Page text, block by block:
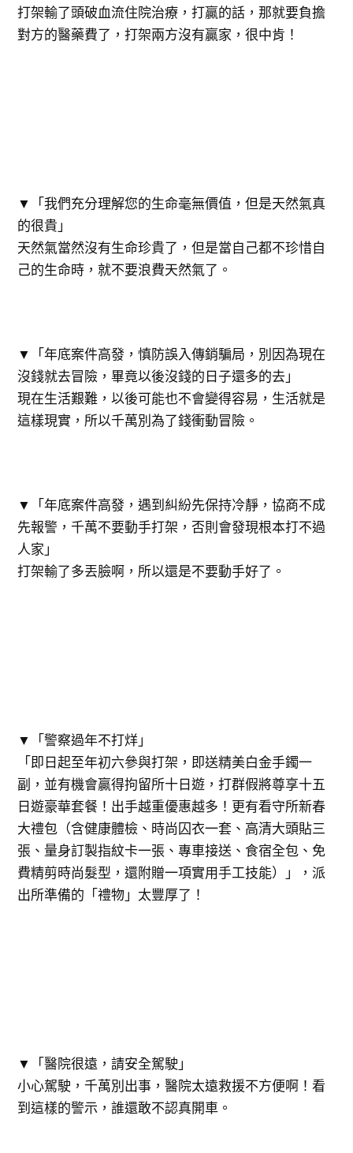
打架輸了頭破血流住院治療，打贏的話，那就要負擔
對方的醫藥費了，打架兩方沒有贏家，很中肯！
▼「我們充分理解您的生命毫無價值，但是天然氣真
的很貴」
天然氣當然沒有生命珍貴了，但是當自己都不珍惜自
己的生命時，就不要浪費天然氣了。
▼「年底案件高發，慎防誤入傳銷騙局，別因為現在
沒錢就去冒險，畢竟以後沒錢的日子還多的去」
現在生活艱難，以後可能也不會變得容易，生活就是
這樣現實，所以千萬別為了錢衝動冒險。
▼「年底案件高發，遇到糾紛先保持冷靜，協商不成
先報警，千萬不要動手打架，否則會發現根本打不過
人家」
打架輸了多丟臉啊，所以還是不要動手好了。
▼「警察過年不打烊」
「即日起至年初六參與打架，即送精美白金手鐲一
副，並有機會贏得拘留所十日遊，打群假將尊享十五
日遊豪華套餐！出手越重優惠越多！更有看守所新春
大禮包（含健康體檢、時尚囚衣一套、高清大頭貼三
張、量身訂製指紋卡一張、專車接送、食宿全包、免
費精剪時尚髮型，還附贈一項實用手工技能）」，派
出所準備的「禮物」太豐厚了！
▼「醫院很遠，請安全駕駛」
小心駕駛，千萬別出事，醫院太遠救援不方便啊！看
到這樣的警示，誰還敢不認真開車。